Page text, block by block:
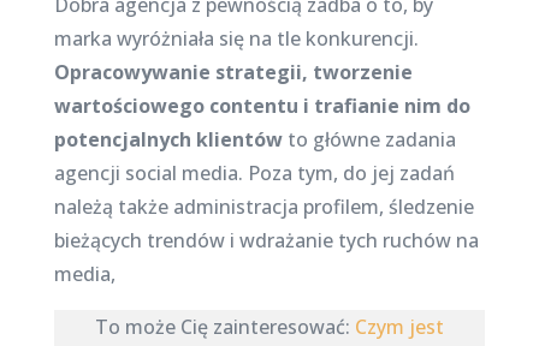
marka wyróżniała się na tle konkurencji.
Opracowywanie strategii, tworzenie
wartościowego contentu i trafianie nim do
potencjalnych klientówto główne zadania
agencji social media. Poza tym, do jej zadań
należą także administracja profilem, śledzenie
bieżących trendów i wdrażanie tych ruchów na
media,
To może Cię zainteresować: Czym jest